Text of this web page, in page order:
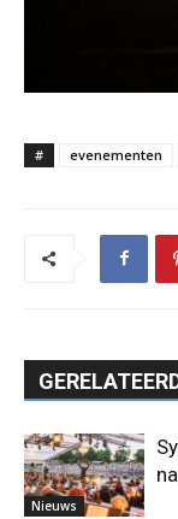
# evenementen
Nieuws